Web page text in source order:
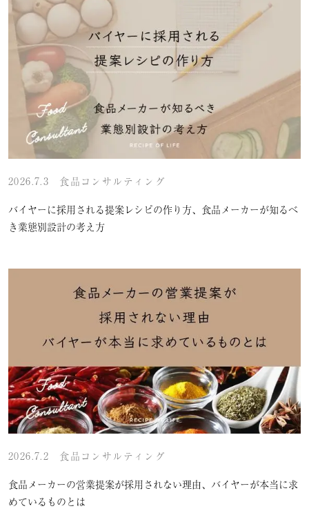
2026.7.3 食品コンサルティング
バイヤーに採用される提案レシピの作り方、食品メーカーが知るべ
き業態別設計の考え方
2026.7.2 食品コンサルティング
食品メーカーの営業提案が採用されない理由、バイヤーが本当に求
めているものとは